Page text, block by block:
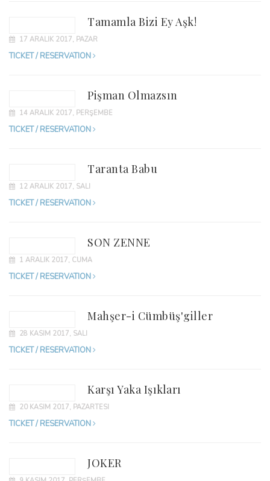
Tamamla Bizi Ey Aşk!
17 ARALIK 2017, PAZAR
TICKET / RESERVATION
Pişman Olmazsın
14 ARALIK 2017, PERŞEMBE
TICKET / RESERVATION
Taranta Babu
12 ARALIK 2017, SALI
TICKET / RESERVATION
SON ZENNE
1 ARALIK 2017, CUMA
TICKET / RESERVATION
Mahşer-i Cümbüş'giller
28 KASIM 2017, SALI
TICKET / RESERVATION
Karşı Yaka Işıkları
20 KASIM 2017, PAZARTESI
TICKET / RESERVATION
JOKER